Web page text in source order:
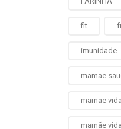
fit
imunidade
mamae
mamae
mamãe